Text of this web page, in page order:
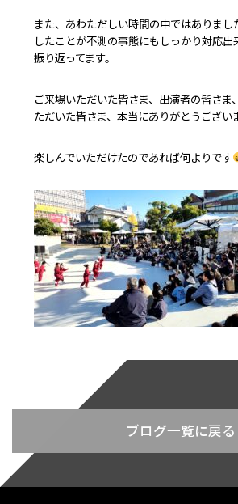
また、あわただしい時間の中ではありまし
したことが不測の事態にもしっかり対応
振り返ってます。
ご来場いただいた皆さま、出演者の皆さま
ただいた皆さま、本当にありがとうござい
楽しんでいただけたのであれば何よりです
ブログ一覧に戻る